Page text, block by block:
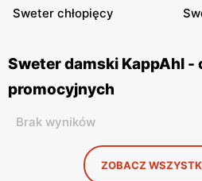
Sweter chłopięcy
Sweter damski KappAhl -
promocyjnych
Brak wyników
ZOBACZ